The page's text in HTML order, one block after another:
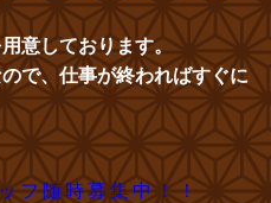
意しております。
で、仕事が終わればすぐに
フ随時募集中！！